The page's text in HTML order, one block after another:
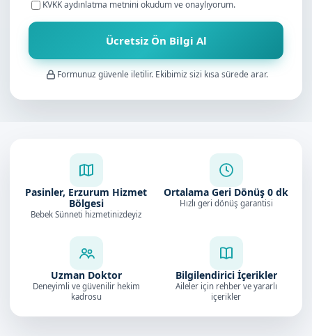
KVKK aydınlatma metnini okudum ve onaylıyorum.
Ücretsiz Ön Bilgi Al
Formunuz güvenle iletilir. Ekibimiz sizi kısa sürede arar.
Pasinler, Erzurum Hizmet
Bölgesi
Bebek Sünneti hizmetinizdeyiz
Ortalama Geri Dönüş 0 dk
Hızlı geri dönüş garantisi
Uzman Doktor
Deneyimli ve güvenilir hekim
kadrosu
Bilgilendirici İçerikler
Aileler için rehber ve yararlı
içerikler